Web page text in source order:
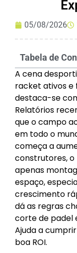
05/08/2026
Tabela de
A cena
racket ativos e
destaca-se
Relatórios
que o campo
em todo o
começa a
construtores,
apenas
espaço,
crescimento
dá as regras
corte de padel
Ajuda a
boa ROI.